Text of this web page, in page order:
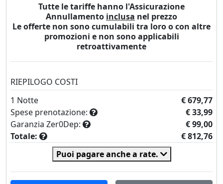
Tutte le tariffe hanno l'Assicurazione
Annullamento inclusa nel prezzo
Le offerte non sono cumulabili tra loro o con altre
promozioni e non sono applicabili
retroattivamente
RIEPILOGO COSTI
1 Notte
€ 679,77
Spese prenotazione:
€ 33,99
Garanzia Zer0Dep:
€ 99,00
Totale:
€ 812,76
Puoi pagare anche a rate.